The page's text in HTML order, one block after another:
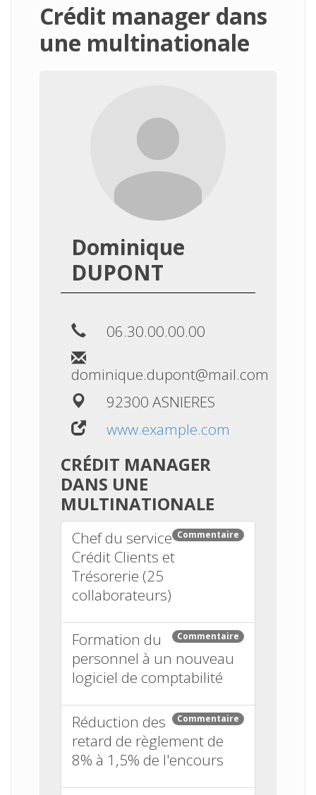
Crédit manager dans
une multinationale
Dominique
DUPONT
06.30.00.00.00
dominique.dupont@mail.com
92300 ASNIERES
www.example.com
CRÉDIT MANAGER
DANS UNE
MULTINATIONALE
Commentaire
Chef du service
Crédit Clients et
Trésorerie (25
collaborateurs)
Commentaire
Formation du
personnel à un nouveau
logiciel de comptabilité
Commentaire
Réduction des
retard de règlement de
8% à 1,5% de l'encours